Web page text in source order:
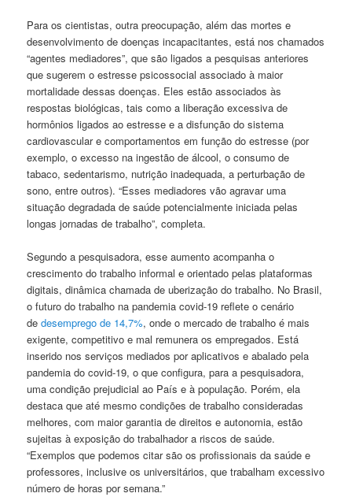
Para os cientistas, outra preocupação, além das mortes e
desenvolvimento de doenças incapacitantes, está nos chamados
“agentes mediadores”, que são ligados a pesquisas anteriores
que sugerem o estresse psicossocial associado à maior
mortalidade dessas doenças. Eles estão associados às
respostas biológicas, tais como a liberação excessiva de
hormônios ligados ao estresse e a disfunção do sistema
cardiovascular e comportamentos em função do estresse (por
exemplo, o excesso na ingestão de álcool, o consumo de
tabaco, sedentarismo, nutrição inadequada, a perturbação de
sono, entre outros). “Esses mediadores vão agravar uma
situação degradada de saúde potencialmente iniciada pelas
longas jornadas de trabalho”, completa.
Segundo a pesquisadora, esse aumento acompanha o
crescimento do trabalho informal e orientado pelas plataformas
digitais, dinâmica chamada de uberização do trabalho. No Brasil,
o futuro do trabalho na pandemia covid-19 reflete o cenário
dedesemprego de 14,7%, onde o mercado de trabalho é mais
exigente, competitivo e mal remunera os empregados. Está
inserido nos serviços mediados por aplicativos e abalado pela
pandemia do covid-19, o que configura, para a pesquisadora,
uma condição prejudicial ao País e à população. Porém, ela
destaca que até mesmo condições de trabalho consideradas
melhores, com maior garantia de direitos e autonomia, estão
sujeitas à exposição do trabalhador a riscos de saúde.
“Exemplos que podemos citar são os profissionais da saúde e
professores, inclusive os universitários, que trabalham excessivo
número de horas por semana.”